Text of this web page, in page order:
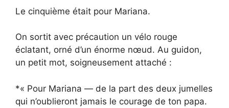
Le cinquième était pour Mariana.
On sortit avec précaution un vélo rouge
éclatant, orné d’un énorme nœud. Au guidon,
un petit mot, soigneusement attaché :
*« Pour Mariana — de la part des deux jumelles
qui n’oublieront jamais le courage de ton papa.